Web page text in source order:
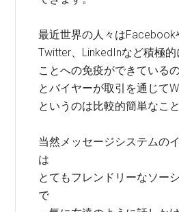
最近世界の人々は
Twitter、LinkedInなど積極
ことへの免疫ができている
とバイヤーが取引を通じて
というのは比較的簡単なこ
当然メッセージシステムの
は
とてもフレンドリーなソー
で